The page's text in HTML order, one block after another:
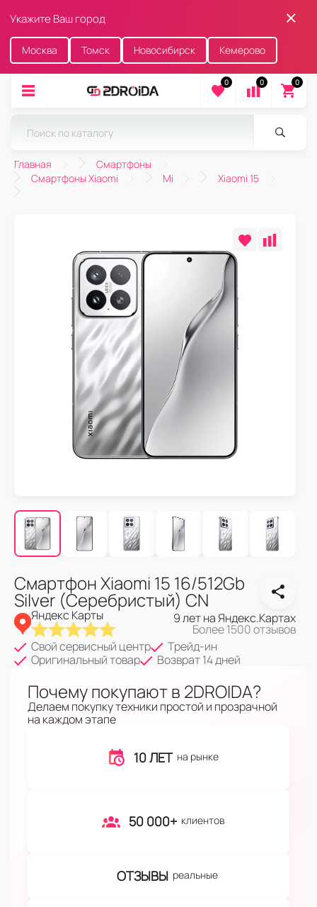
Укажите Ваш город
Москва Томск Новосибирск Кемерово
0 0 0
Главная
Смартфоны
Смартфоны Xiaomi
Mi Xiaomi 15
Смартфон Xiaomi 15 16/512Gb
Silver (Серебристый) CN
Яндекс Карты 9 лет на Яндекс.Картах
Более 1500 отзывов
Свой сервисный центр
Трейд-ин
Оригинальный товар
Возврат 14 дней
Почему покупают в 2DROIDA?
Делаем покупку техники простой и прозрачной
на каждом этапе
10 ЛЕТ на рынке
50 000+ клиентов
ОТЗЫВЫ реальные